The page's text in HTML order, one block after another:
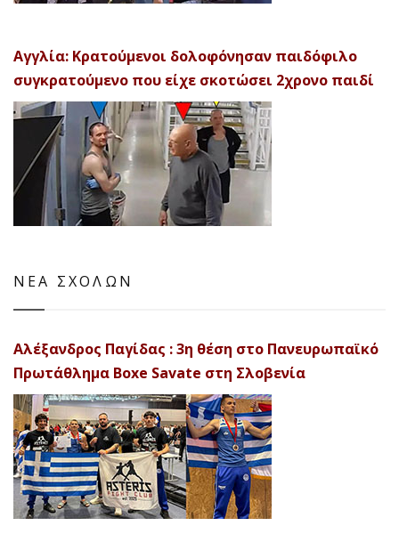
Αγγλία: Κρατούμενοι δολοφόνησαν παιδόφιλο
συγκρατούμενο που είχε σκοτώσει 2χρονο παιδί
ΝΕΑ ΣΧΟΛΩΝ
Αλέξανδρος Παγίδας : 3η θέση στο Πανευρωπαϊκό
Πρωτάθλημα Boxe Savate στη Σλοβενία